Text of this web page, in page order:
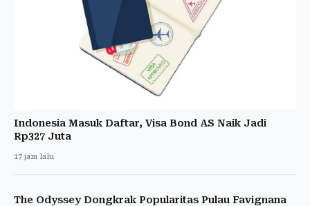
Indonesia Masuk Daftar, Visa Bond AS Naik Jadi
Rp327 Juta
17 jam lalu
The Odyssey Dongkrak Popularitas Pulau Favignana